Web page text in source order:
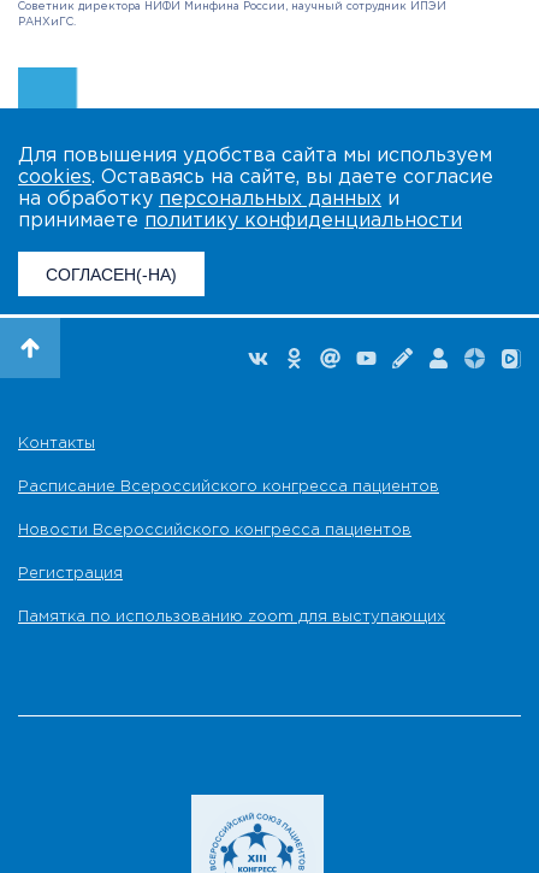
Советник директора НИФИ Минфина России, научный сотрудник ИПЭИ
РАНХиГС.
Для повышения удобства сайта мы используем
cookies. Оставаясь на сайте, вы даете согласие
на обработку персональных данных и
принимаете политику конфиденциальности
СОГЛАСЕН(-НА)
Контакты
Расписание Всероссийского конгресса пациентов
Новости Всероссийского конгресса пациентов
Регистрация
Памятка по использованию zoom для выступающих